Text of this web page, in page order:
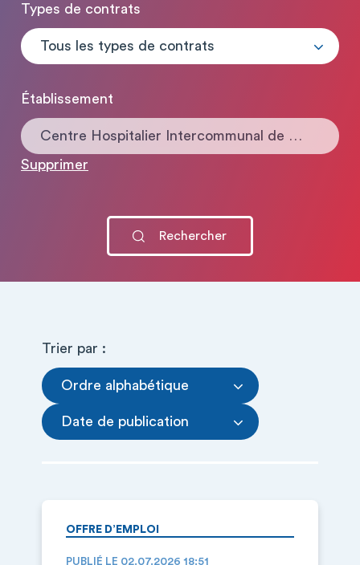
Types de contrats
Tous les types de contrats
Établissement
Centre Hospitalier Intercommunal de Fréjus / Saint-Raphael
Supprimer
Trier par :
Ordre alphabétique
Date de publication
OFFRE D’EMPLOI
PUBLIÉ LE 02.07.2026 18:51